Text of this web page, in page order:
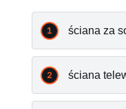
ściana za
ściana